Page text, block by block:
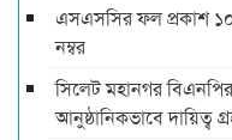
এসএসসির ফল প্রকাশ
নম্বর
সিলেট মহানগর
আনুষ্ঠানিকভাবে দায়িত্ব